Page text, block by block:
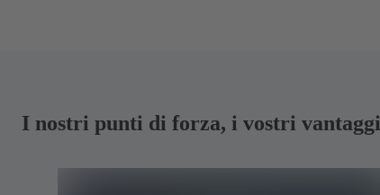
I nostri punti di forza, i vostri vantaggi